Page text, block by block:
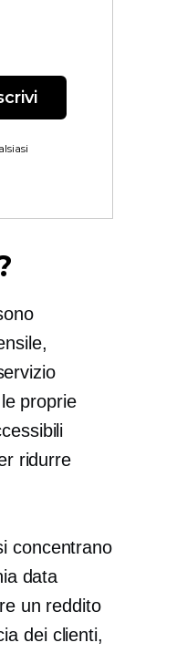
proprie
ridurre
concentrano
data
un reddito
dei clienti,